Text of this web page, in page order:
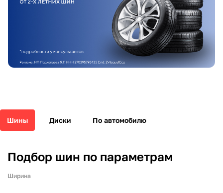
Шины Диски По автомобилю
Подбор шин по параметрам
Ширина